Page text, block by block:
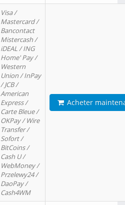
Visa /
Mastercard /
Bancontact
Mistercash /
iDEAL / ING
Home' Pay /
Western
Union / InPay
/ JCB /
American
Express /
Carte Bleue /
OKPay / Wire
Transfer /
Sofort /
BitCoins /
Cash U /
WebMoney /
Przelewy24 /
DaoPay /
Cash4WM
Acheter